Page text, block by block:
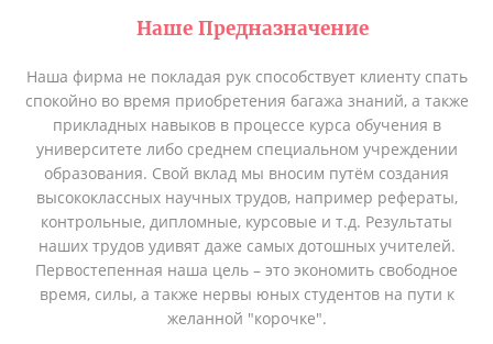
Наше Предназначение
Наша фирма не покладая рук способствует клиенту спать
спокойно во время приобретения багажа знаний, а также
прикладных навыков в процессе курса обучения в
университете либо среднем специальном учреждении
образования. Свой вклад мы вносим путём создания
высококлассных научных трудов, например рефераты,
контрольные, дипломные, курсовые и т.д. Результаты
наших трудов удивят даже самых дотошных учителей.
Первостепенная наша цель – это экономить свободное
время, силы, а также нервы юных студентов на пути к
желанной "корочке".